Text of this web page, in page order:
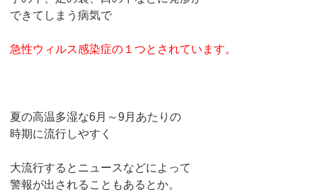
できてしまう病気で
急性ウィルス感染症の１つとされています。
夏の高温多湿な6月～9月あたりの
時期に流行しやすく
大流行するとニュースなどによって
警報が出されることもあるとか。